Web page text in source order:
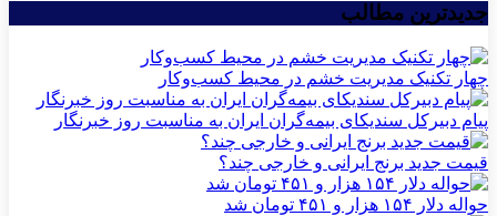
جدیدترین مطالب
چهار تکنیک مدیریت خشم در محیط کسب‌وکار
پیام دبیرکل سندیکای بیمه‌گران ایران به مناسبت روز خبرنگار
قیمت جدید برنج ایرانی و خارجی چند؟
حواله دلار ۱۵۴ هزار و ۴۵۱ تومان شد